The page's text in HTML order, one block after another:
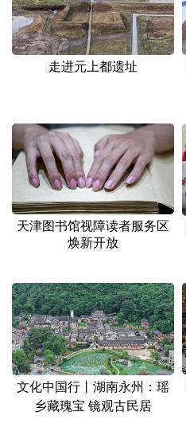
Deutsch Português
走进元上都遗址
天津图书馆视障读者服务区
焕新开放
文化中国行丨湖南永州：瑶
乡藏瑰宝 镜观古民居